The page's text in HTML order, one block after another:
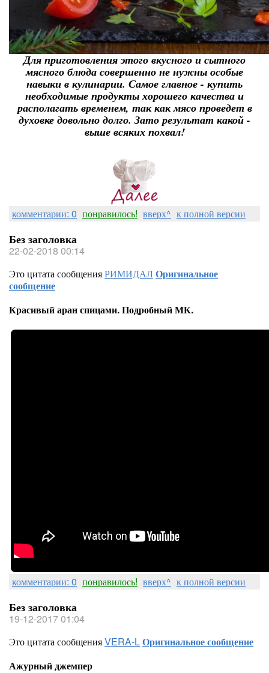
Для приготовления этого вкусного и сытного
мясного блюда совершенно не нужны особые
навыки в кулинарии. Самое главное - купить
необходимые продукты хорошего качества и
располагать временем, так как мясо проведет в
духовке довольно долго. Зато результат какой -
выше всяких похвал!
комментарии: 0 понравилось! вверх^ к полной версии
Без заголовка
22-02-2018 00:14
Это цитата сообщенияРИМИДАЛОригинальное
сообщение
Красивый аран спицами. Подробный МК.
комментарии: 0 понравилось! вверх^ к полной версии
Без заголовка
19-12-2017 01:04
Это цитата сообщенияVERA-LОригинальное сообщение
Ажурный джемпер